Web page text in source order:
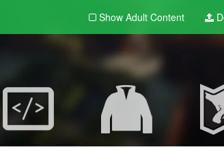
Show Adult Content